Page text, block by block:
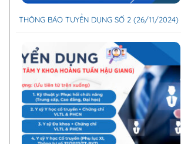
THÔNG BÁO TUYỂN DỤNG SỐ 2 (26/11/2024)